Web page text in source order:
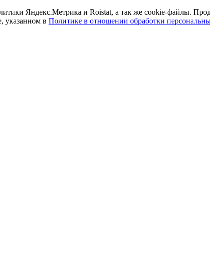
Яндекс.Метрика и Roistat, а так же cookie-файлы.
указанном в Политике в отношении обработки